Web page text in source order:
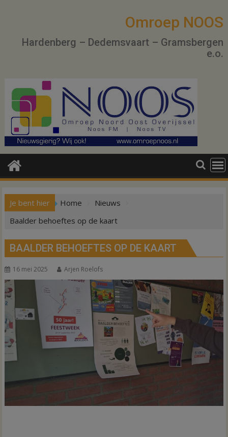
Omroep NOOS
Hardenberg – Dedemsvaart – Gramsbergen
e.o.
Je bent hier Home
Nieuws
Baalder behoeftes op de kaart
BAALDER BEHOEFTES OP DE KAART
16 mei 2025 Arjen Roelofs